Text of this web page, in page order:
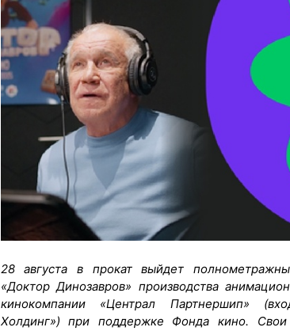
28 августа в прокат выйдет
«Доктор Динозавров» производства
кинокомпании «Централ Партнершип»
Холдинг») при поддержке Фонда кино. Свои